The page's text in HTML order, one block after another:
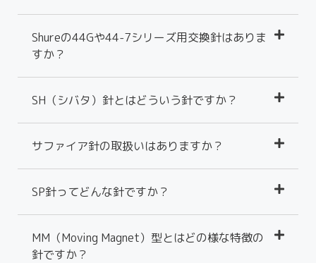
Shureの44Gや44-7シリーズ用交換針はありま
すか？
SH（シバタ）針とはどういう針ですか？
サファイア針の取扱いはありますか？
SP針ってどんな針ですか？
MM（Moving Magnet）型とはどの様な特徴の
針ですか？